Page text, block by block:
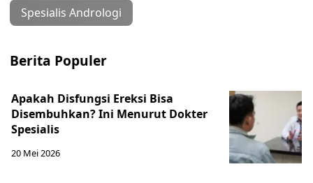
Spesialis Andrologi
Berita Populer
Apakah Disfungsi Ereksi Bisa
Disembuhkan? Ini Menurut Dokter
Spesialis
20 Mei 2026